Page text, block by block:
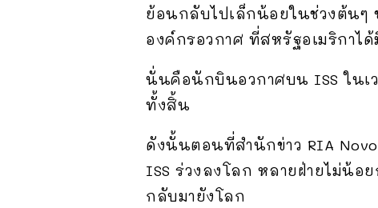
ย้อนกลับไปเล็กน้อยในช่วงต้นๆ
องค์กรอวกาศ ที่สหรัฐอเมริกาไ
นั่นคือนักบินอวกาศบน ISS ในเ
ทั้งสิ้น
ดังนั้นตอนที่สำนักข่าว RIA
ISS ร่วงลงโลก หลายฝ่ายไม่น้
กลับมายังโลก